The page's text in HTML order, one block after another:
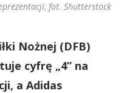
fot. Shutterstock
Nożnej (DFB)
cyfrę „4” na
a Adidas